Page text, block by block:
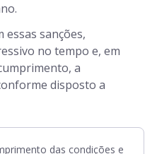
essas sanções,
no tempo e, em
a
disposto a
das condições e